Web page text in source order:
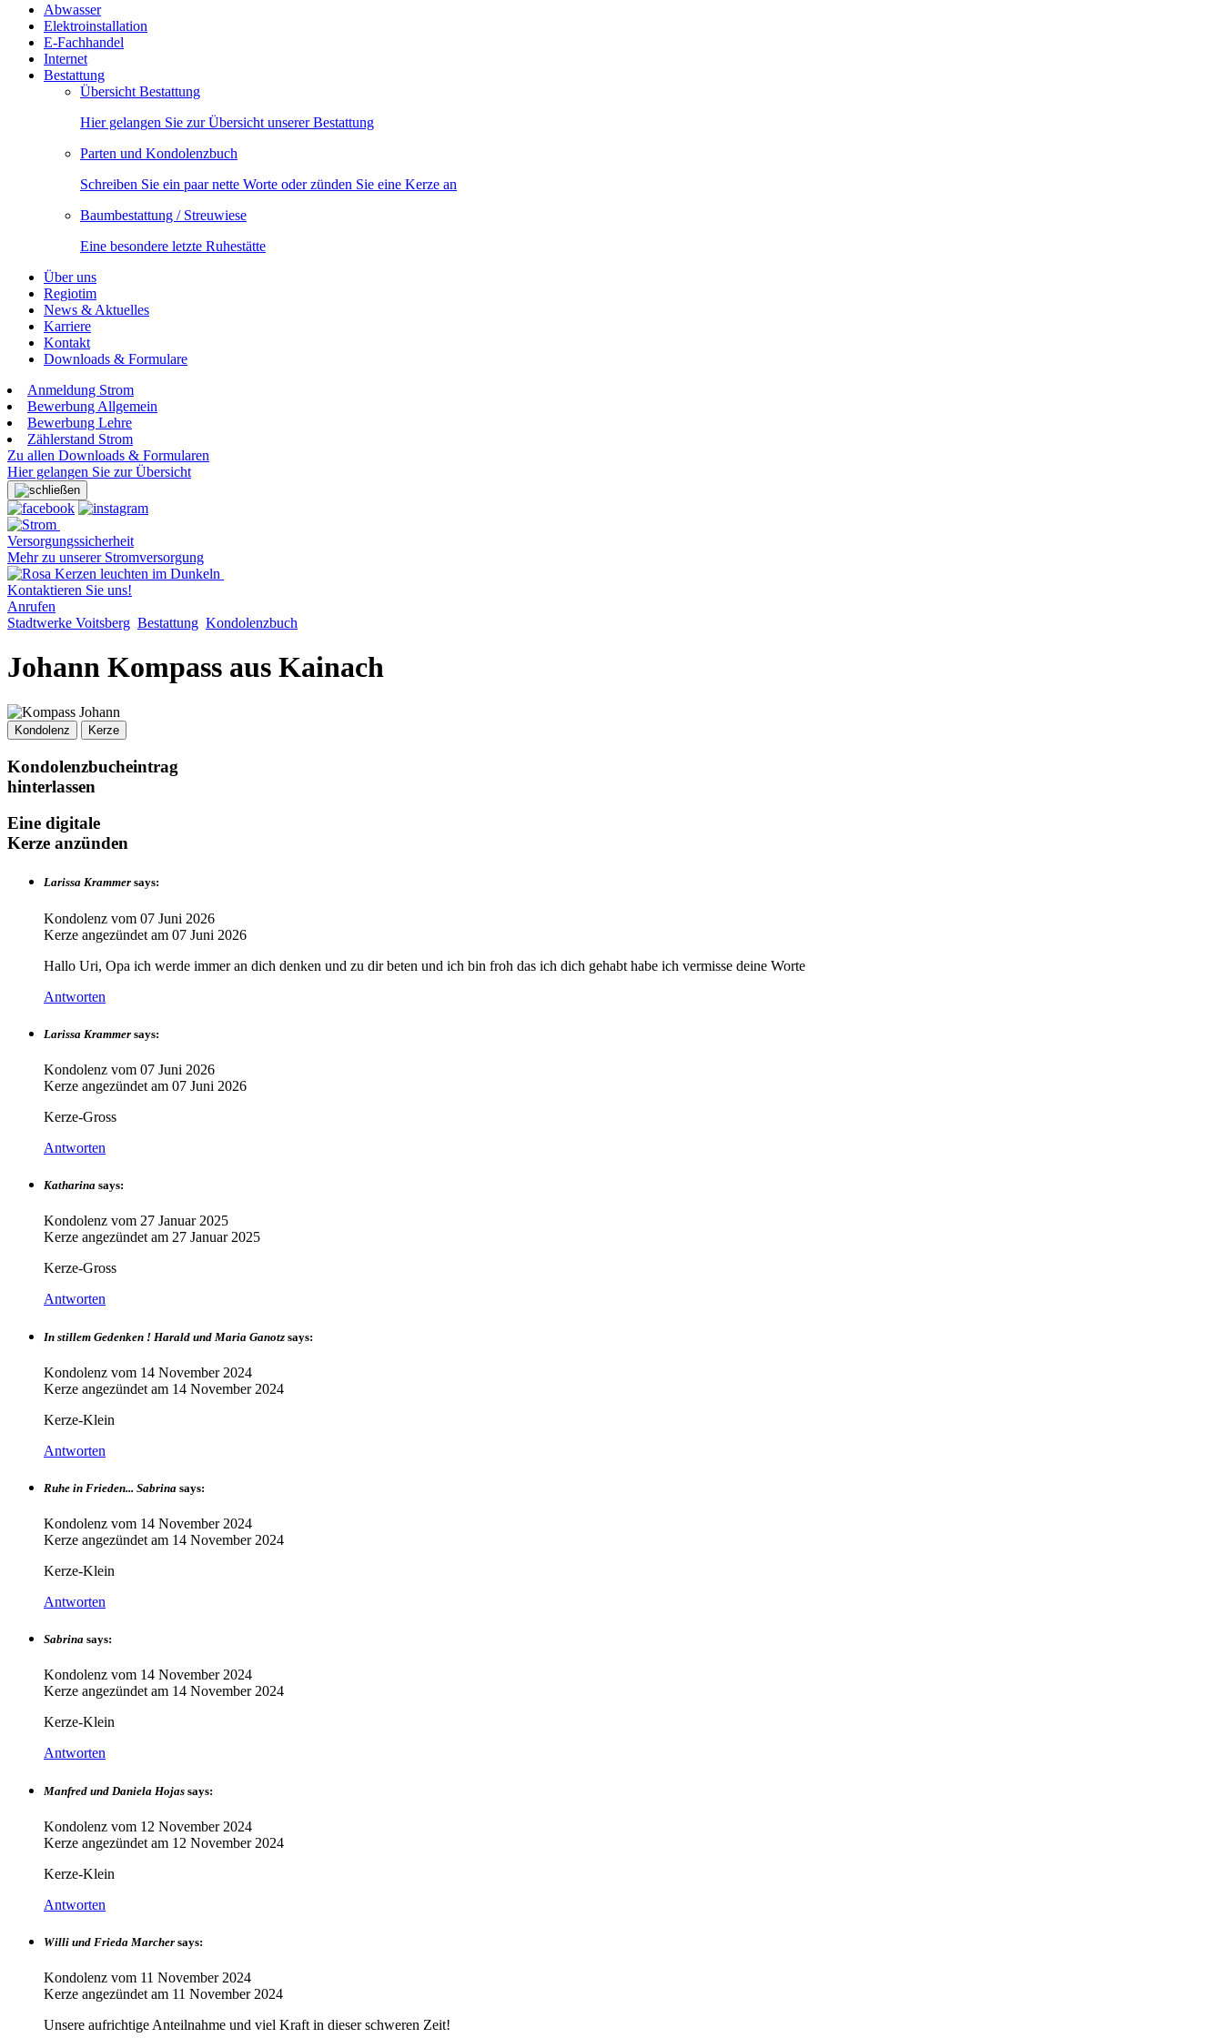
Abwasser
Elektroinstallation
E-Fachhandel
Internet
Bestattung
Übersicht Bestattung
Hier gelangen Sie zur Übersicht unserer Bestattung
Parten und Kondolenzbuch
Schreiben Sie ein paar nette Worte oder zünden Sie eine Kerze an
Baumbestattung / Streuwiese
Eine besondere letzte Ruhestätte
Über uns
Regiotim
News & Aktuelles
Karriere
Kontakt
Downloads & Formulare
Anmeldung Strom
Bewerbung Allgemein
Bewerbung Lehre
Zählerstand Strom
Zu allen Downloads & Formularen
Hier gelangen Sie zur Übersicht
Versorgungssicherheit
Mehr zu unserer Stromversorgung
Kontaktieren Sie uns!
Anrufen
Stadtwerke Voitsberg Bestattung Kondolenzbuch
Johann Kompass aus Kainach
Kondolenz Kerze
Kondolenzbucheintrag
hinterlassen
Eine digitale
Kerze anzünden
Larissa Krammer says:
Kondolenz vom 07 Juni 2026
Kerze angezündet am 07 Juni 2026
Hallo Uri, Opa ich werde immer an dich denken und zu dir beten und ich bin froh das ich dich gehabt habe ich vermisse deine Worte
Antworten
Larissa Krammer says:
Kondolenz vom 07 Juni 2026
Kerze angezündet am 07 Juni 2026
Kerze-Gross
Antworten
Katharina says:
Kondolenz vom 27 Januar 2025
Kerze angezündet am 27 Januar 2025
Kerze-Gross
Antworten
In stillem Gedenken ! Harald und Maria Ganotz says:
Kondolenz vom 14 November 2024
Kerze angezündet am 14 November 2024
Kerze-Klein
Antworten
Ruhe in Frieden... Sabrina says:
Kondolenz vom 14 November 2024
Kerze angezündet am 14 November 2024
Kerze-Klein
Antworten
Sabrina says:
Kondolenz vom 14 November 2024
Kerze angezündet am 14 November 2024
Kerze-Klein
Antworten
Manfred und Daniela Hojas says:
Kondolenz vom 12 November 2024
Kerze angezündet am 12 November 2024
Kerze-Klein
Antworten
Willi und Frieda Marcher says:
Kondolenz vom 11 November 2024
Kerze angezündet am 11 November 2024
Unsere aufrichtige Anteilnahme und viel Kraft in dieser schweren Zeit!